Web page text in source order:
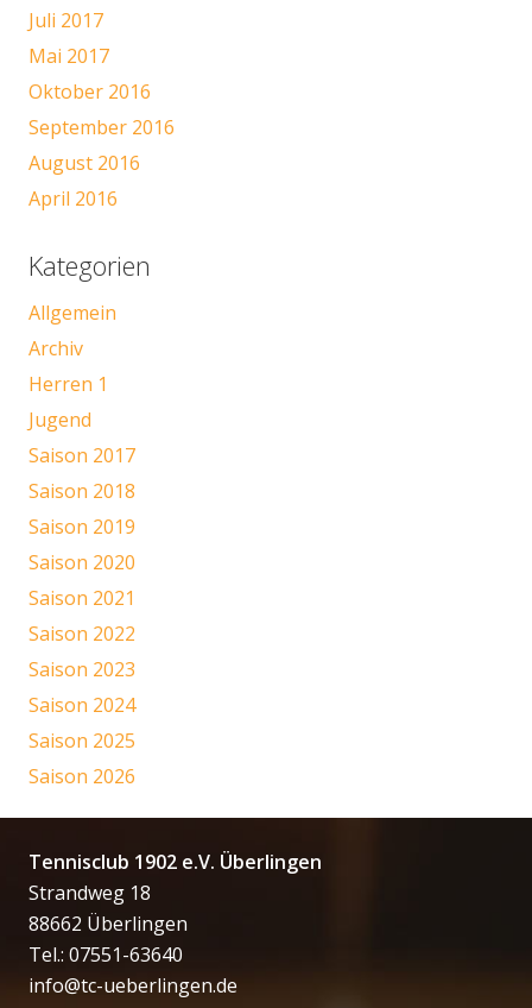
Juli 2017
Mai 2017
Oktober 2016
September 2016
August 2016
April 2016
Kategorien
Allgemein
Archiv
Herren 1
Jugend
Saison 2017
Saison 2018
Saison 2019
Saison 2020
Saison 2021
Saison 2022
Saison 2023
Saison 2024
Saison 2025
Saison 2026
Tennisclub 1902 e.V. Überlingen
Strandweg 18
88662 Überlingen
Tel.: 07551-63640
info@tc-ueberlingen.de